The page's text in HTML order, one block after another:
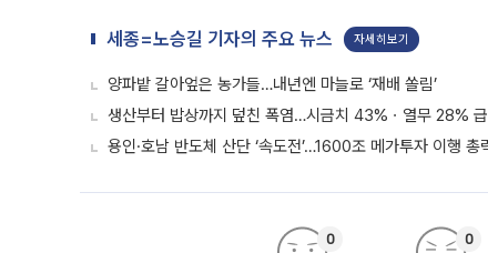
세종=노승길 기자의 주요 뉴스 자세히보기
양파밭 갈아엎은 농가들…내년엔 마늘로 ‘재배 쏠림’
생산부터 밥상까지 덮친 폭염…시금치 43%ㆍ열무 28%
용인·호남 반도체 산단 ‘속도전’…1600조 메가투자 이행 총
0 0